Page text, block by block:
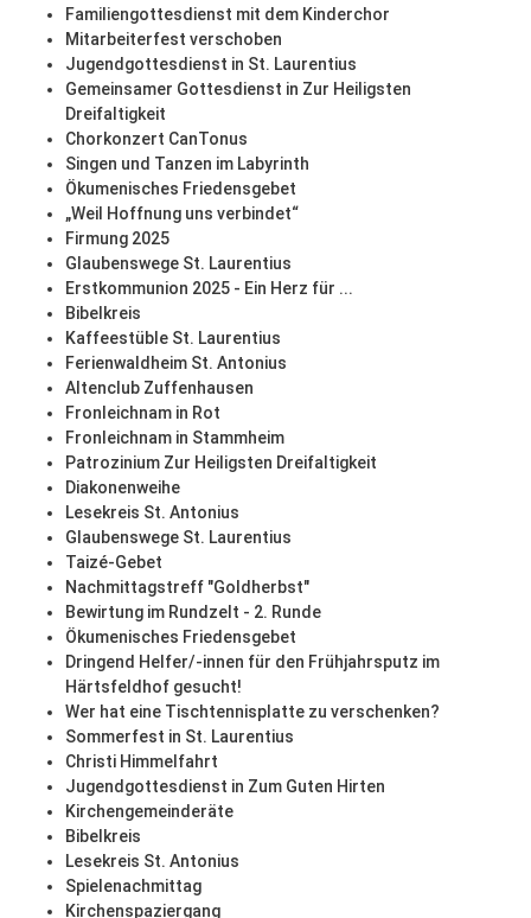
Familiengottesdienst mit dem Kinderchor
Mitarbeiterfest verschoben
Jugendgottesdienst in St. Laurentius
Gemeinsamer Gottesdienst in Zur Heiligsten
Dreifaltigkeit
Chorkonzert CanTonus
Singen und Tanzen im Labyrinth
Ökumenisches Friedensgebet
„Weil Hoffnung uns verbindet“
Firmung 2025
Glaubenswege St. Laurentius
Erstkommunion 2025 - Ein Herz für ...
Bibelkreis
Kaffeestüble St. Laurentius
Ferienwaldheim St. Antonius
Altenclub Zuffenhausen
Fronleichnam in Rot
Fronleichnam in Stammheim
Patrozinium Zur Heiligsten Dreifaltigkeit
Diakonenweihe
Lesekreis St. Antonius
Glaubenswege St. Laurentius
Taizé-Gebet
Nachmittagstreff "Goldherbst"
Bewirtung im Rundzelt - 2. Runde
Ökumenisches Friedensgebet
Dringend Helfer/-innen für den Frühjahrsputz im
Härtsfeldhof gesucht!
Wer hat eine Tischtennisplatte zu verschenken?
Sommerfest in St. Laurentius
Christi Himmelfahrt
Jugendgottesdienst in Zum Guten Hirten
Kirchengemeinderäte
Bibelkreis
Lesekreis St. Antonius
Spielenachmittag
Kirchenspaziergang